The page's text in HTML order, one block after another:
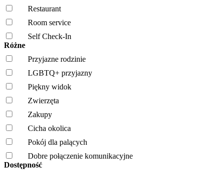
Restaurant
Room service
Self Check-In
Różne
Przyjazne rodzinie
LGBTQ+ przyjazny
Piękny widok
Zwierzęta
Zakupy
Cicha okolica
Pokój dla palących
Dobre połączenie komunikacyjne
Dostępność